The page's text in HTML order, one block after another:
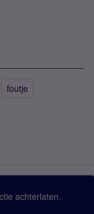
foutje
achterlaten.